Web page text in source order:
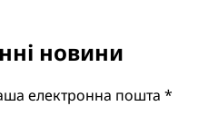
новини
електронна пошта *